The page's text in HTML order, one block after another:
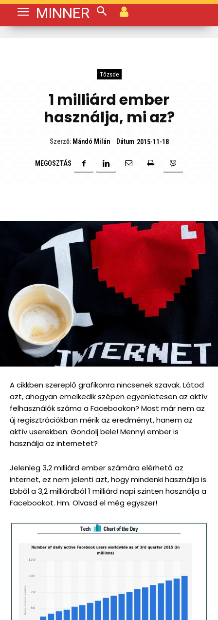
MINNER
Tőzsde
1 milliárd ember
használja, mi az?
Szerző: Mándó Milán Dátum 2015-11-18
MEGOSZTÁS
A cikkben szereplő grafikonra nincsenek szavak. Látod
azt, ahogyan emelkedik szépen egyenletesen az aktív
felhasználók száma a Facebookon? Most már nem az
új regisztrációkban mérik az eredményt, hanem az
aktív userekben. Gondolj bele! Mennyi ember is
használja az internetet?
Jelenleg 3,2 milliárd ember számára elérhető az
internet, ez nem jelenti azt, hogy mindenki használja is.
Ebből a 3,2 milliárdból 1 milliárd napi szinten használja a
Facebookot. Hm. Olvasd el még egyszer!